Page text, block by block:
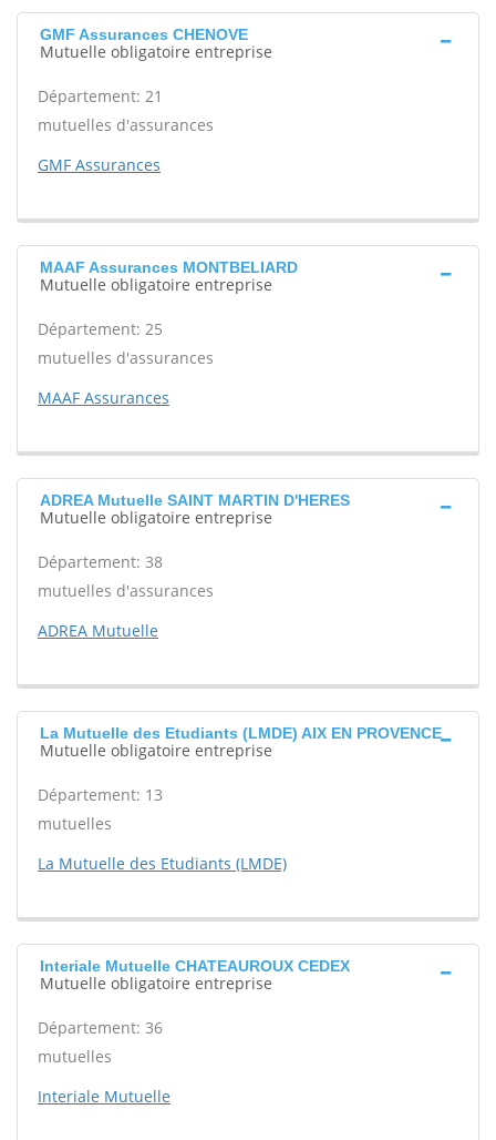
GMF Assurances CHENOVE
Mutuelle obligatoire entreprise
Département: 21
mutuelles d'assurances
GMF Assurances
MAAF Assurances MONTBELIARD
Mutuelle obligatoire entreprise
Département: 25
mutuelles d'assurances
MAAF Assurances
ADREA Mutuelle SAINT MARTIN D'HERES
Mutuelle obligatoire entreprise
Département: 38
mutuelles d'assurances
ADREA Mutuelle
La Mutuelle des Etudiants (LMDE) AIX EN PROVENCE
Mutuelle obligatoire entreprise
Département: 13
mutuelles
La Mutuelle des Etudiants (LMDE)
Interiale Mutuelle CHATEAUROUX CEDEX
Mutuelle obligatoire entreprise
Département: 36
mutuelles
Interiale Mutuelle